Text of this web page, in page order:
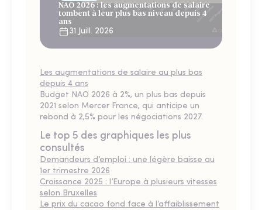
NAO 2026 : les augmentations de salaire
tombent à leur plus bas niveau depuis 4
ans
31 Juill. 2026
Les augmentations de salaire au plus bas
depuis 4 ans
Budget NAO 2026 à 2%, un plus bas depuis
2021 selon Mercer France, qui anticipe un
rebond à 2,5% pour les négociations 2027.
Le top 5 des graphiques les plus
consultés
Demandeurs d’emploi : une légère baisse au
1er trimestre 2026
Croissance 2025 : l’Europe à plusieurs vitesses
selon Bruxelles
Le prix du cacao fond face à l’affaiblissement